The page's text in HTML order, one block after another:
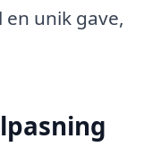
unik gave,